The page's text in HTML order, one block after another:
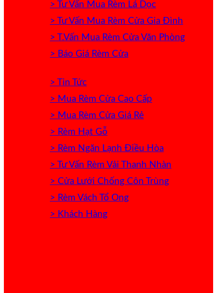
> Tư Vấn Mua Rèm Lá Dọc
> Tư Vấn Mua Rèm Cửa Gia Đình
> T.Vấn Mua Rèm Cửa Văn Phòng
> Báo Giá Rèm Cửa
> Tin Tức
> Mua Rèm Cửa Cao Cấp
> Mua Rèm Cửa Giá Rẻ
> Rèm Hạt Gỗ
> Rèm Ngăn Lạnh Điều Hòa
> Tư Vấn Rèm Vải Thanh Nhàn
> Cửa Lưới Chống Côn Trùng
> Rèm Vách Tổ Ong
> Khách Hàng